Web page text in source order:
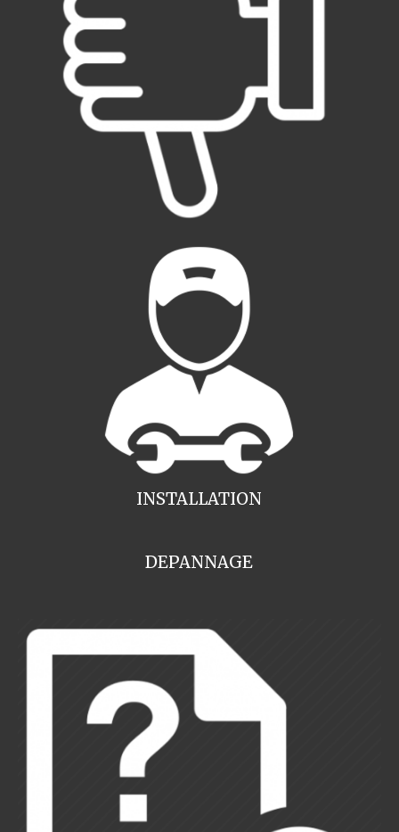
INSTALLATION
DEPANNAGE